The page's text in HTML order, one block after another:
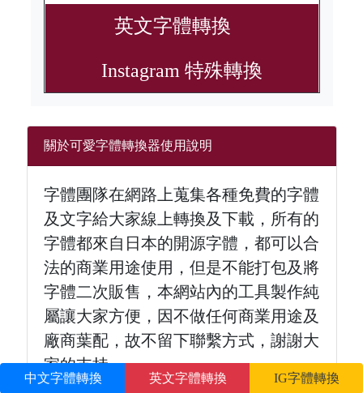
英文字體轉換
Instagram 特殊轉換
中文字體轉換 英文字體轉換 IG字體轉換
關於可愛字體轉換器使用說明
字體團隊在網路上蒐集各種免費的字體
及文字給大家線上轉換及下載，所有的
字體都來自日本的開源字體，都可以合
法的商業用途使用，但是不能打包及將
字體二次販售，本網站內的工具製作純
屬讓大家方便，因不做任何商業用途及
廠商葉配，故不留下聯繫方式，謝謝大
家的支持。